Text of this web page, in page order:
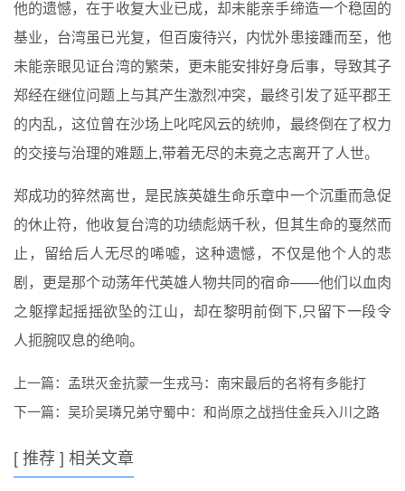
他的遗憾，在于收复大业已成，却未能亲手缔造一个稳固的
基业，台湾虽已光复，但百废待兴，内忧外患接踵而至，他
未能亲眼见证台湾的繁荣，更未能安排好身后事，导致其子
郑经在继位问题上与其产生激烈冲突，最终引发了延平郡王
的内乱，这位曾在沙场上叱咤风云的统帅，最终倒在了权力
的交接与治理的难题上,带着无尽的未竟之志离开了人世。
郑成功的猝然离世，是民族英雄生命乐章中一个沉重而急促
的休止符，他收复台湾的功绩彪炳千秋，但其生命的戛然而
止，留给后人无尽的唏嘘，这种遗憾，不仅是他个人的悲
剧，更是那个动荡年代英雄人物共同的宿命——他们以血肉
之躯撑起摇摇欲坠的江山，却在黎明前倒下,只留下一段令
人扼腕叹息的绝响。
上一篇： 孟珙灭金抗蒙一生戎马：南宋最后的名将有多能打
下一篇： 吴玠吴璘兄弟守蜀中：和尚原之战挡住金兵入川之路
[ 推荐 ] 相关文章